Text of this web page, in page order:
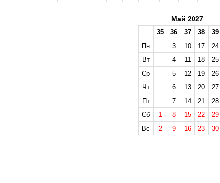
Май 2027
35 36 37 38
39
Пн
3 10 17
24
Вт
4 11 18
25
Ср
5 12 19
26
Чт
6 13 20
27
Пт
7 14 21
28
Сб
1 8 15 22
29
Вс
2 9 16 23 30